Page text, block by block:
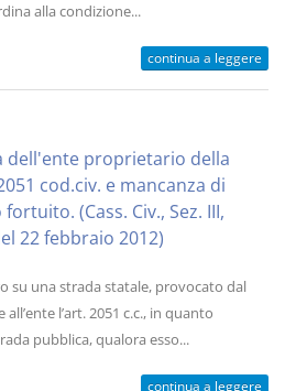
alla condizione...
continua a leggere
dell'ente proprietario della
cod.civ. e mancanza di
(Cass. Civ., Sez. III,
22 febbraio 2012)
su una strada statale, provocato dal
l’art. 2051 c.c., in quanto
pubblica, qualora esso...
continua a leggere